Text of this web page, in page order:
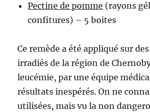
Pectine de pomme (rayons
confitures) – 5 boites
Ce remède a été appliqué sur
irradiés de la région de
leucémie, par une équipe
résultats inespérés. On ne
utilisées, mais vu la non